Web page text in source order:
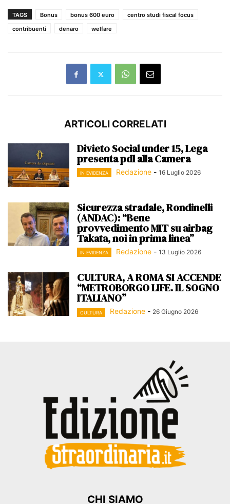
TAGS Bonus bonus 600 euro
centro studi fiscal focus
contribuenti
denaro welfare
ARTICOLI CORRELATI
Divieto Social under 15, Lega
presenta pdl alla Camera
IN EVIDENZA Redazione - 16 Luglio 2026
Sicurezza stradale, Rondinelli
(ANDAC): “Bene
provvedimento MIT su airbag
Takata, noi in prima linea”
IN EVIDENZA Redazione - 13 Luglio 2026
CULTURA, A ROMA SI ACCENDE
“METROBORGO LIFE. IL SOGNO
ITALIANO”
CULTURA Redazione - 26 Giugno 2026
CHI SIAMO